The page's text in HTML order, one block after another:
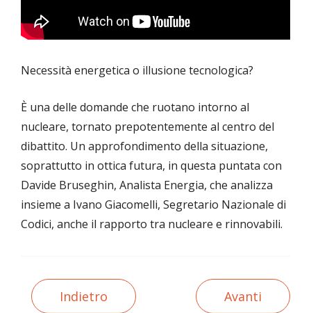
Necessità energetica o illusione tecnologica?
È una delle domande che ruotano intorno al
nucleare, tornato prepotentemente al centro del
dibattito. Un approfondimento della situazione,
soprattutto in ottica futura, in questa puntata con
Davide Bruseghin, Analista Energia, che analizza
insieme a Ivano Giacomelli, Segretario Nazionale di
Codici, anche il rapporto tra nucleare e rinnovabili.
Indietro Avanti